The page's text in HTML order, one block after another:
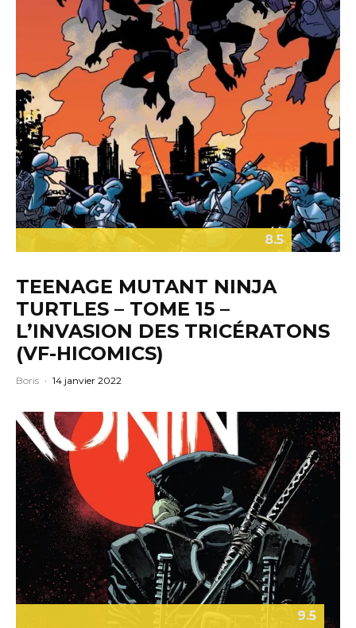
8.5
TEENAGE MUTANT NINJA
TURTLES – TOME 15 –
L’INVASION DES TRICÉRATONS
(VF-HICOMICS)
Boris · 14 janvier 2022
9.5